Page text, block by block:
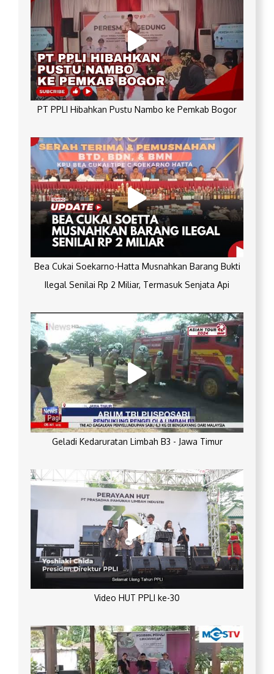
PT PPLI Hibahkan Pustu Nambo ke Pemkab Bogor
Bea Cukai Soekarno-Hatta Musnahkan Barang Bukti
Ilegal Senilai Rp 2 Miliar, Termasuk Senjata Api
Geladi Kedaruratan Limbah B3 - Jawa Timur
Video HUT PPLI ke-30